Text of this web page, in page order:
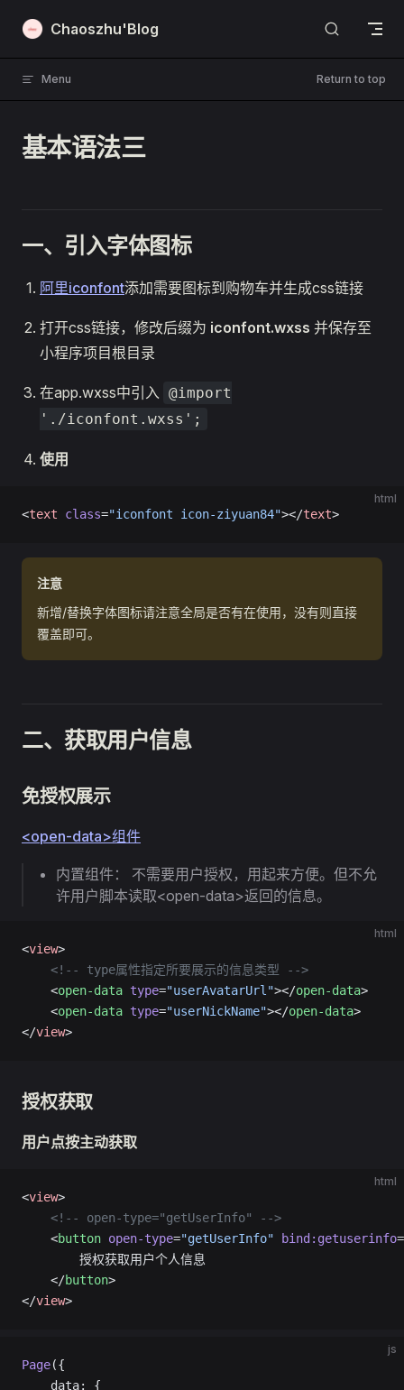
Skip to content
Chaoszhu'Blog
Menu Return to top
基本语法三
一、引入字体图标
阿里iconfont添加需要图标到购物车并生成css链接
打开css链接，修改后缀为 iconfont.wxss 并保存至
小程序项目根目录
在app.wxss中引入 @import
'./iconfont.wxss';
使用
html
<text class="iconfont icon-ziyuan84"></text>
注意
新增/替换字体图标请注意全局是否有在使用，没有则直接
覆盖即可。
二、获取用户信息
免授权展示
<open-data>组件
内置组件： 不需要用户授权，用起来方便。但不允
许用户脚本读取<open-data>返回的信息。
html
<view>
	<!-- type属性指定所要展示的信息类型 -->
	<
open-data type="userAvatarUrl"></open-data>
	<
open-data type="userNickName"></open-data>
</view>
授权获取
用户点按主动获取
html
<view>
	<!-- open-type="getUserInfo" -->
	<
button open-type="getUserInfo" bind:getuserinfo=
		授权获取用户个人信息
	</
button>
</view>
js
Page({
	data: {